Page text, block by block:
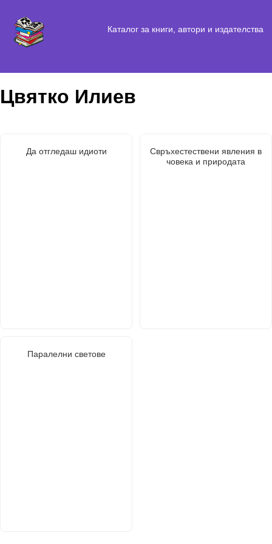
Каталог за книги, автори и издателства
Цвятко Илиев
Да отгледаш идиоти
Свръхестествени явления в
човека и природата
Паралелни светове